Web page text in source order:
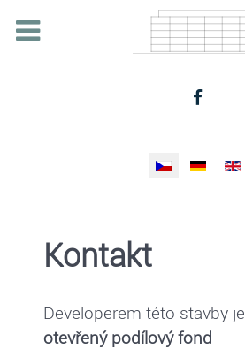
Zvolte jazyk
Kontakt
Developerem této stavby je
otevřený podílový fond